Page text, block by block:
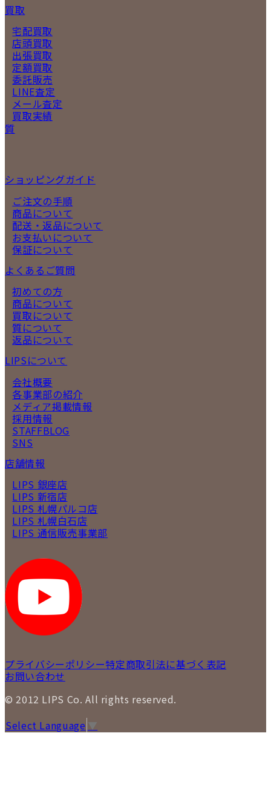
買取
宅配買取
店頭買取
出張買取
定額買取
委託販売
LINE査定
メール査定
買取実績
質
ショッピングガイド
ご注文の手順
商品について
配送・返品について
お支払いについて
保証について
よくあるご質問
初めての方
商品について
買取について
質について
返品について
LIPSについて
会社概要
各事業部の紹介
メディア掲載情報
採用情報
STAFFBLOG
SNS
店舗情報
LIPS 銀座店
LIPS 新宿店
LIPS 札幌パルコ店
LIPS 札幌白石店
LIPS 通信販売事業部
プライバシーポリシー特定商取引法に基づく表記
お問い合わせ
© 2012 LIPS Co. All rights reserved.
Select Language ▼